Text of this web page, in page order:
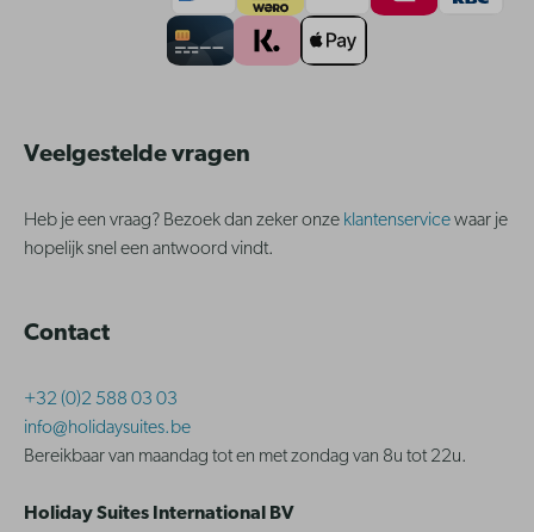
Veelgestelde vragen
Heb je een vraag? Bezoek dan zeker onze klantenservicewaar je
hopelijk snel een antwoord vindt.
Contact
+32 (0)2 588 03 03
info@holidaysuites.be
Bereikbaar van maandag tot en met zondag van 8u tot 22u.
Holiday Suites International BV